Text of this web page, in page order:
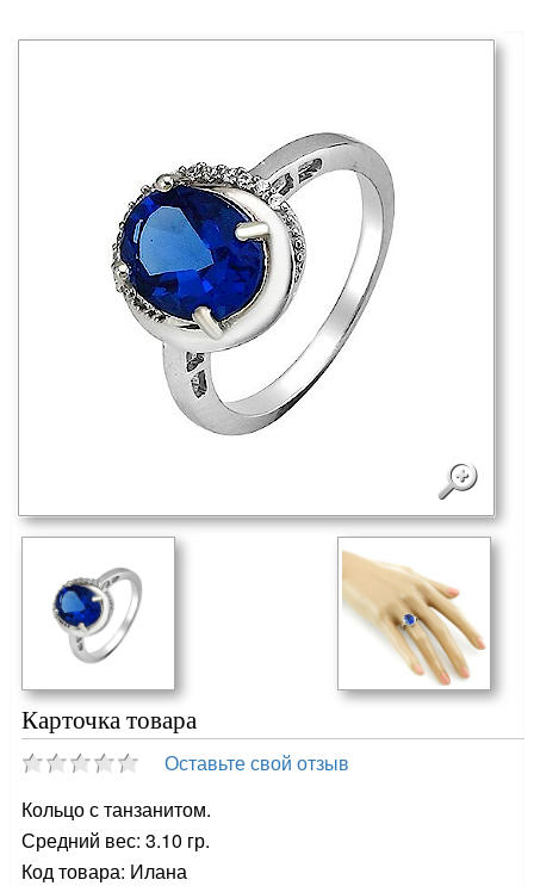
Карточка товара
Оставьте свой отзыв
Кольцо с танзанитом.
Средний вес: 3.10 гр.
Код товара: Илана